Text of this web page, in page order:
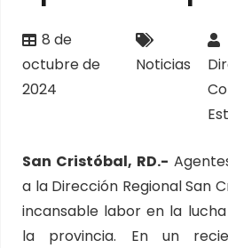
8 de
octubre de
2024
Noticias
San Cristóbal, RD.-
a la Dirección Regional San
incansable labor en la
la provincia. En un